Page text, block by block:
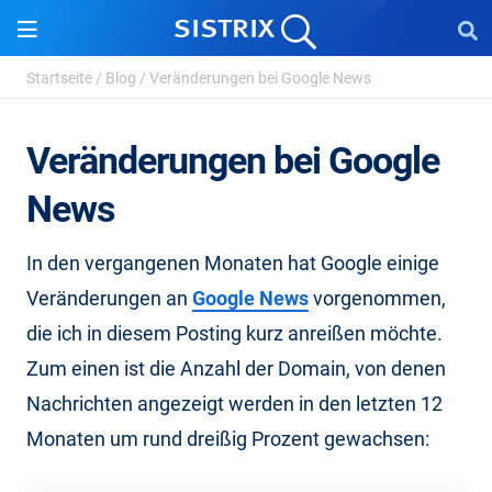
Startseite / Blog / Veränderungen bei Google News
Veränderungen bei Google
News
In den vergangenen Monaten hat Google einige
Veränderungen an Google Newsvorgenommen,
die ich in diesem Posting kurz anreißen möchte.
Zum einen ist die Anzahl der Domain, von denen
Nachrichten angezeigt werden in den letzten 12
Monaten um rund dreißig Prozent gewachsen: